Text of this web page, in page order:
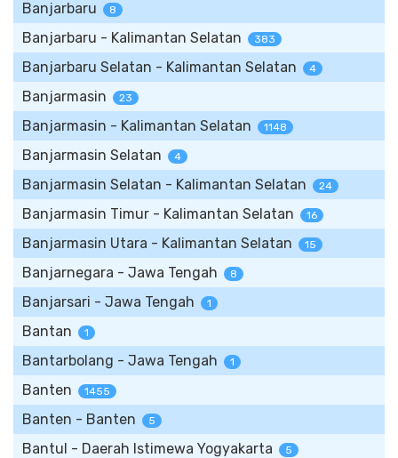
Banjarbaru 8
Banjarbaru - Kalimantan Selatan 383
Banjarbaru Selatan - Kalimantan Selatan 4
Banjarmasin 23
Banjarmasin - Kalimantan Selatan 1148
Banjarmasin Selatan 4
Banjarmasin Selatan - Kalimantan Selatan 24
Banjarmasin Timur - Kalimantan Selatan 16
Banjarmasin Utara - Kalimantan Selatan 15
Banjarnegara - Jawa Tengah 8
Banjarsari - Jawa Tengah 1
Bantan 1
Bantarbolang - Jawa Tengah 1
Banten 1455
Banten - Banten 5
Bantul - Daerah Istimewa Yogyakarta 5